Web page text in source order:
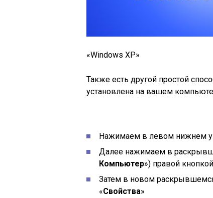
«Windows XP»
Также есть другой простой
установлена на вашем
Нажимаем в левом нижнем
Далее нажимаем в
Компьютер») правой
Затем в новом
«Свойства»